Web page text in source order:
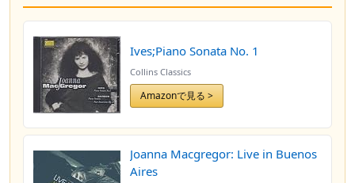
Ives;Piano Sonata No. 1
Collins Classics
Amazonで見る >
Joanna Macgregor: Live in Buenos
Aires